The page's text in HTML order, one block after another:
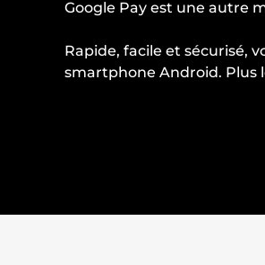
Google Pay est une autre
Rapide, facile et sécurisé,
smartphone Android. Plus